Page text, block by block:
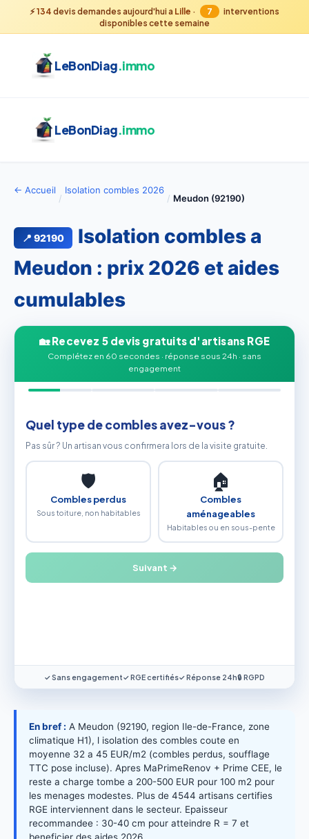
⚡134 devis demandes aujourd'hui a Lille · 7
interventions
disponibles cette semaine
LeBonDiag.immo
LeBonDiag.immo
← Accueil
/
Isolation combles 2026
/ Meudon (92190)
📍 92190
Isolation combles a
Meudon : prix 2026 et aides
cumulables
🏡 Recevez 5 devis gratuits d'artisans RGE
Complétez en 60 secondes · réponse sous 24h · sans
engagement
Quel type de combles avez-vous ?
Pas sûr ? Un artisan vous confirmera lors de la visite gratuite.
🛡
Combles perdus
Sous toiture, non habitables
🏠
Combles
aménageables
Habitables ou en sous-pente
Suivant →
✓ Sans engagement✓ RGE certifiés✓ Réponse 24h🔒 RGPD
En bref : A Meudon (92190, region Ile-de-France, zone
climatique H1), l isolation des combles coute en
moyenne 32 a 45 EUR/m2 (combles perdus, soufflage
TTC pose incluse). Apres MaPrimeRenov + Prime CEE, le
reste a charge tombe a 200-500 EUR pour 100 m2 pour
les menages modestes. Plus de 4544 artisans certifies
RGE interviennent dans le secteur. Epaisseur
recommandee : 30-40 cm pour atteindre R = 7 et